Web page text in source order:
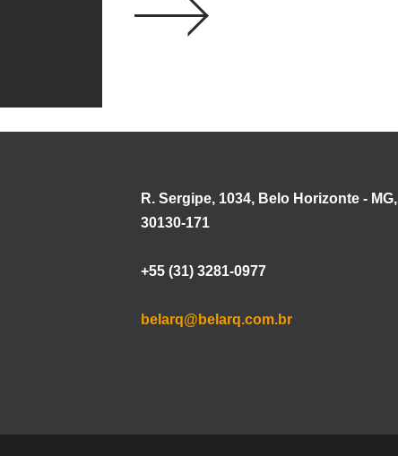
R. Sergipe, 1034, Belo Horizonte - MG,
30130-171
+55 (31) 3281-0977
belarq@belarq.com.br